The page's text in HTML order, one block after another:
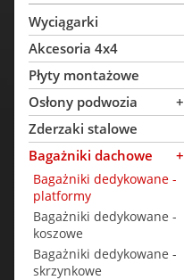
Wyciągarki
Akcesoria 4x4
Płyty montażowe
Osłony podwozia
+
Zderzaki stalowe
Bagażniki dachowe
+
Bagażniki dedykowane -
platformy
Bagażniki dedykowane -
koszowe
Bagażniki dedykowane -
skrzynkowe